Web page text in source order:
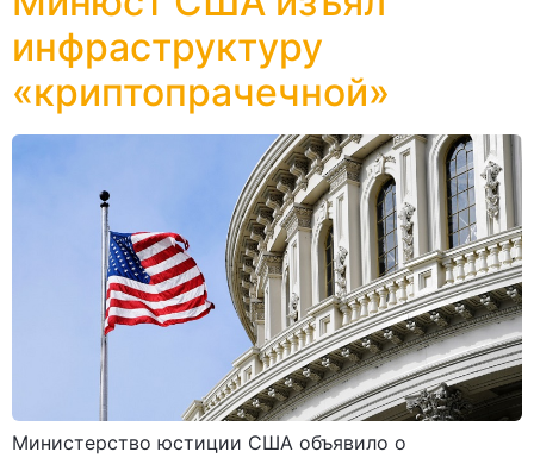
инфраструктуру
«криптопрачечной»
Министерство юстиции США объявило о